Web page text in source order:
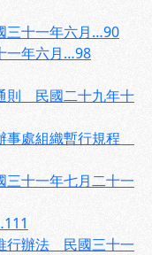
三十一年六月…90
一年六月…98
則 民國二十九年十
事處組織暫行規程
十一年七月二十一
行辦法 民國三十一